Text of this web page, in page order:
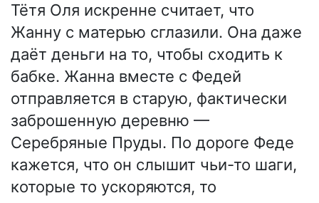
Тётя Оля искренне считает, что
Жанну с матерью сглазили. Она даже
даёт деньги на то, чтобы сходить к
бабке. Жанна вместе с Федей
отправляется в старую, фактически
заброшенную деревню —
Серебряные Пруды. По дороге Феде
кажется, что он слышит чьи-то шаги,
которые то ускоряются, то